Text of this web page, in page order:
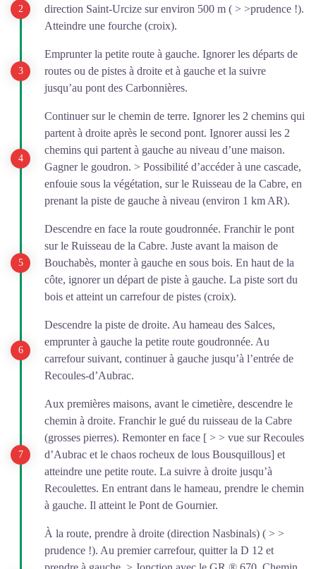
direction Saint-Urcize sur environ 500 m ( > >prudence !).
Atteindre une fourche (croix).
Emprunter la petite route à gauche. Ignorer les départs de
routes ou de pistes à droite et à gauche et la suivre
jusqu’au pont des Carbonnières.
Continuer sur le chemin de terre. Ignorer les 2 chemins qui
partent à droite après le second pont. Ignorer aussi les 2
chemins qui partent à gauche au niveau d’une maison.
Gagner le goudron. > Possibilité d’accéder à une cascade,
enfouie sous la végétation, sur le Ruisseau de la Cabre, en
prenant la piste de gauche à niveau (environ 1 km AR).
Descendre en face la route goudronnée. Franchir le pont
sur le Ruisseau de la Cabre. Juste avant la maison de
Bouchabès, monter à gauche en sous bois. En haut de la
côte, ignorer un départ de piste à gauche. La piste sort du
bois et atteint un carrefour de pistes (croix).
Descendre la piste de droite. Au hameau des Salces,
emprunter à gauche la petite route goudronnée. Au
carrefour suivant, continuer à gauche jusqu’à l’entrée de
Recoules-d’Aubrac.
Aux premières maisons, avant le cimetière, descendre le
chemin à droite. Franchir le gué du ruisseau de la Cabre
(grosses pierres). Remonter en face [ > > vue sur Recoules
d’Aubrac et le chaos rocheux de lous Bousquillous] et
atteindre une petite route. La suivre à droite jusqu’à
Recoulettes. En entrant dans le hameau, prendre le chemin
à gauche. Il atteint le Pont de Gournier.
À la route, prendre à droite (direction Nasbinals) ( > >
prudence !). Au premier carrefour, quitter la D 12 et